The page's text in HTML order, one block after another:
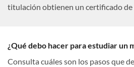
titulación obtienen un certificado
¿Qué debo hacer para estudiar un
Consulta cuáles son los pasos que